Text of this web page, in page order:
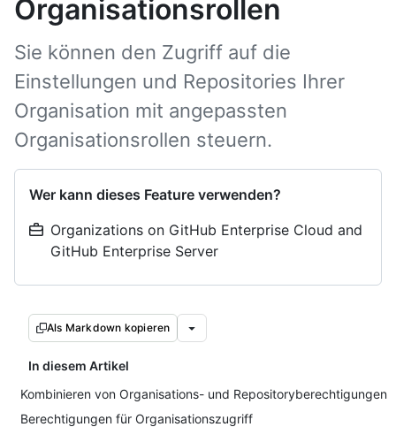
Organisationsrollen
Sie können den Zugriff auf die
Einstellungen und Repositories Ihrer
Organisation mit angepassten
Organisationsrollen steuern.
Wer kann dieses Feature verwenden?
Organizations on GitHub Enterprise Cloud and
GitHub Enterprise Server
Als Markdown kopieren
In diesem Artikel
Kombinieren von Organisations- und Repositoryberechtigungen
Berechtigungen für Organisationszugriff